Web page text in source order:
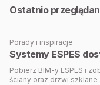
Ostatnio
Porady i inspiracje
Systemy ESPES
Pobierz BIM-y ESPES i
ściany oraz drzwi szklane